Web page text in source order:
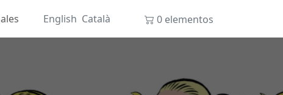
English Català 0 elementos